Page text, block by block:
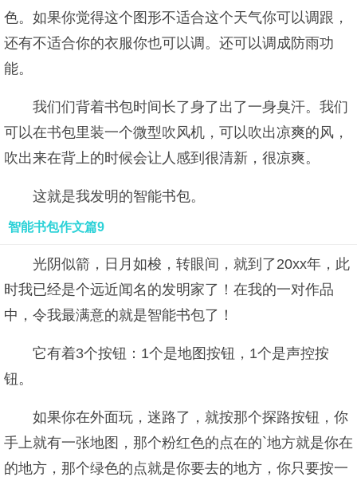
色。如果你觉得这个图形不适合这个天气你可以调跟，
还有不适合你的衣服你也可以调。还可以调成防雨功
能。
我们们背着书包时间长了身了出了一身臭汗。我们
可以在书包里装一个微型吹风机，可以吹出凉爽的风，
吹出来在背上的时候会让人感到很清新，很凉爽。
这就是我发明的智能书包。
智能书包作文篇9
光阴似箭，日月如梭，转眼间，就到了20xx年，此
时我已经是个远近闻名的发明家了！在我的一对作品
中，令我最满意的就是智能书包了！
它有着3个按钮：1个是地图按钮，1个是声控按
钮。
如果你在外面玩，迷路了，就按那个探路按钮，你
手上就有一张地图，那个粉红色的点在的`地方就是你在
的地方，那个绿色的点就是你要去的地方，你只要按一